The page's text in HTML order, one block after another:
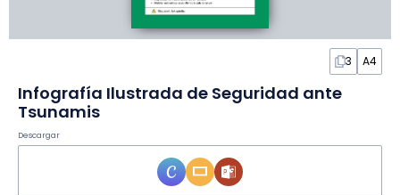
3 A4
Infografía Ilustrada de Seguridad ante
Tsunamis
Descargar